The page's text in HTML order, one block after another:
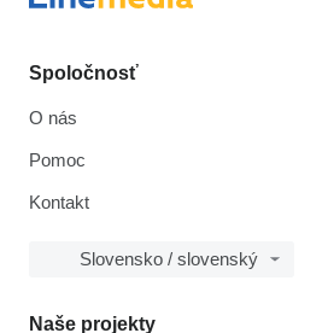
Spoločnosť
O nás
Pomoc
Kontakt
Slovensko / slovenský
Naše projekty